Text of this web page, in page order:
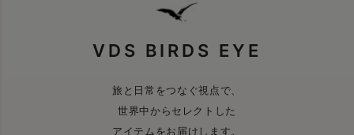
VDS BIRDS EYE
旅と日常をつなぐ視点で、
世界中からセレクトした
アイテムをお届けします。